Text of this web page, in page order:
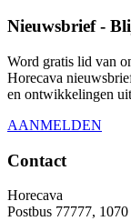
Nieuwsbrief -
Word gratis lid van
Horecava
en ontwikkelingen
AANMELDEN
Contact
Horecava
Postbus 77777,